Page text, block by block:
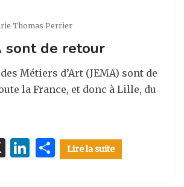
Thomas Perrier
sont de retour
Métiers d’Art (JEMA) sont de
la France, et donc à Lille, du
X
Li
ar
Lire la suite